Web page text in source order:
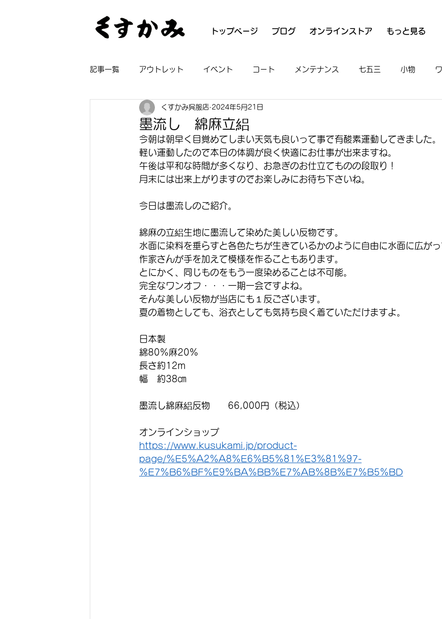
トップページ ブログ オンラインストア もっと見る
記事一覧 アウトレット イベント コート メンテナンス 七五三 小物
着物 長襦袢 浴衣 魚河岸シャツ
墨流し 綿麻立絽
くすかみ呉服店 2024年5月21日
今朝は朝早く目覚めてしまい天気も良いって事で有酸素運動してきました。
軽い運動したので本日の体調が良く快適にお仕事が出来ますね。
午後は平和な時間が多くなり、お急ぎのお仕立てものの段取り！
月末には出来上がりますのでお楽しみにお待ち下さいね。
今日は墨流しのご紹介。
綿麻の立絽生地に墨流して染めた美しい反物です。
水面に染料を垂らすと各色たちが生きているかのように自由に水面に広がっ
作家さんが手を加えて模様を作ることもあります。
とにかく、同じものをもう一度染めることは不可能。
完全なワンオフ・・・一期一会ですよね。
そんな美しい反物が当店にも１反ございます。
夏の着物としても、浴衣としても気持ち良く着ていただけますよ。
日本製
綿80％麻20％
長さ約12m
幅　約38㎝
墨流し綿麻絽反物　　66,000円（税込）
オンラインショップ
https://www.kusukami.jp/product-
page/%E5%A2%A8%E6%B5%81%E3%81%97-
%E7%B6%BF%E9%BA%BB%E7%AB%8B%E7%B5%BD